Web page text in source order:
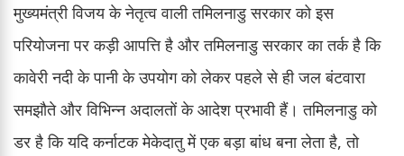
मुख्यमंत्री विजय के नेतृत्व वाली तमिलनाडु सरकार को इस
परियोजना पर कड़ी आपत्ति है और तमिलनाडु सरकार का तर्क है कि
कावेरी नदी के पानी के उपयोग को लेकर पहले से ही जल बंटवारा
समझौते और विभिन्न अदालतों के आदेश प्रभावी हैं। तमिलनाडु को
डर है कि यदि कर्नाटक मेकेदातु में एक बड़ा बांध बना लेता है, तो